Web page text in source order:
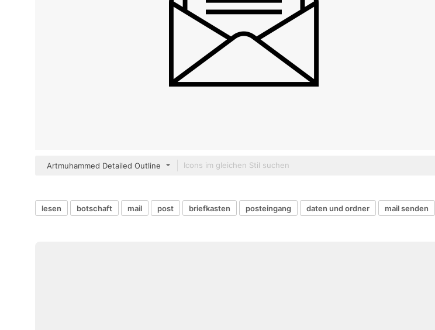
Artmuhammed Detailed Outline
lesen botschaft mail post briefkasten posteingang daten und ordner mail senden